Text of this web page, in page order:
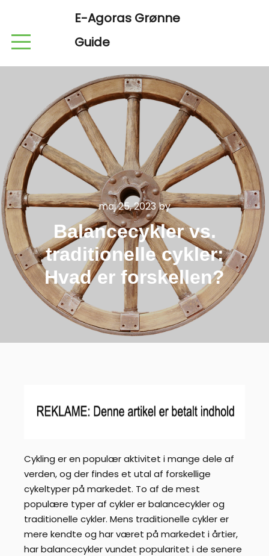
E-Agoras Grønne
Guide
maj 25, 2023by
Balancecykler vs.
traditionelle cykler:
Hvad er forskellen?
Cykling er en populær aktivitet i mange dele af
verden, og der findes et utal af forskellige
cykeltyper på markedet. To af de mest
populære typer af cykler er balancecykler og
traditionelle cykler. Mens traditionelle cykler er
mere kendte og har været på markedet i årtier,
har balancecykler vundet popularitet i de senere